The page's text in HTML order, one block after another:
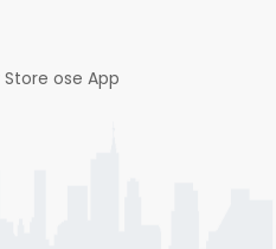
ose App